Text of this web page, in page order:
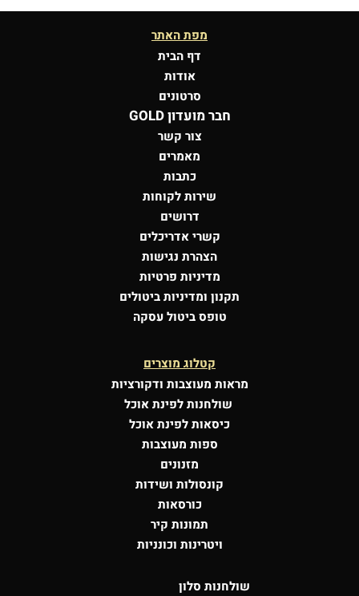
מפת האתר
דף הבית
אודות
סרטונים
חבר מועדון GOLD
צור קשר
מאמרים
כתבות
שירות לקוחות
דרושים
קשרי אדריכלים
הצהרת נגישות
מדיניות פרטיות
תקנון ומדיניות ביטולים
טופס ביטול עסקה
קטלוג מוצרים
מראות מעוצבות ודקורציות
שולחנות לפינת אוכל
כיסאות לפינת אוכל
ספות מעוצבות
מזנונים
קונסולות ושידות
כורסאות
תמונות קיר
ויטרינות וכונניות
שולחנות סלון